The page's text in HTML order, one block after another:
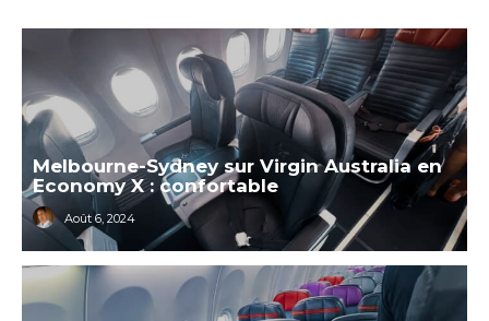
Melbourne-Sydney sur Virgin Australia en
Economy X : confortable
Août 6, 2024